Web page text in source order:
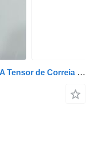
Mercedes-Benz Actros / OM904LA Tensor de Correia OM904 A9062005970 zatezač remena za Mercedes-Benz Atego/Econic kamiona